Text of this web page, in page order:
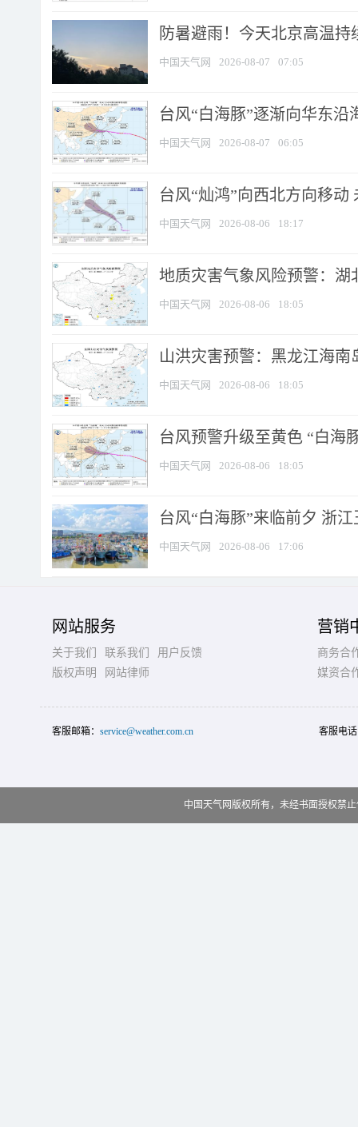
防暑避雨！今天北京高温
中国天气网 2026-08-07 07:05
台风“白海豚”逐渐向华东沿
中国天气网 2026-08-07 06:05
台风“灿鸿”向西北方向移动
中国天气网 2026-08-06 18:17
地质灾害气象风险预警：湖
中国天气网 2026-08-06 18:05
山洪灾害预警：黑龙江海
中国天气网 2026-08-06 18:05
台风预警升级至黄色 “白海
中国天气网 2026-08-06 18:05
台风“白海豚”来临前夕 浙
中国天气网 2026-08-06 17:06
网站服务
关于我们 联系我们
用户反馈
版权声明
网站律师
营销
商务合
媒资合
客服邮箱： service@weather.com.cn 客服电
中国天气网版权所有，未经书面授权